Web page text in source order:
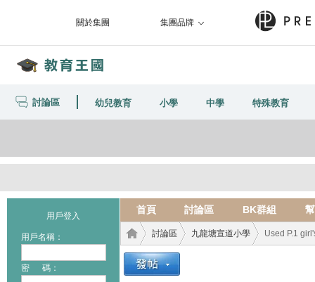
關於集團 集團品牌
討論區 幼兒教育 小學 中學 特殊教育
用戶登入
用戶名稱：
密 碼：
首頁 討論區 BK群組
討論區 九龍塘宣道小學 Used P.1